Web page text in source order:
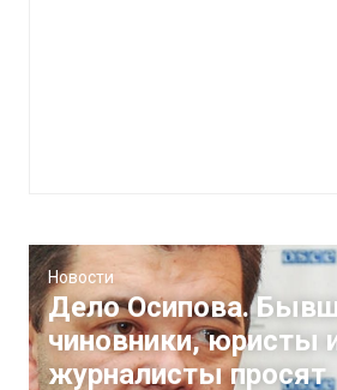
Новости
Дело Осипова.
чиновники, юристы
журналисты просят